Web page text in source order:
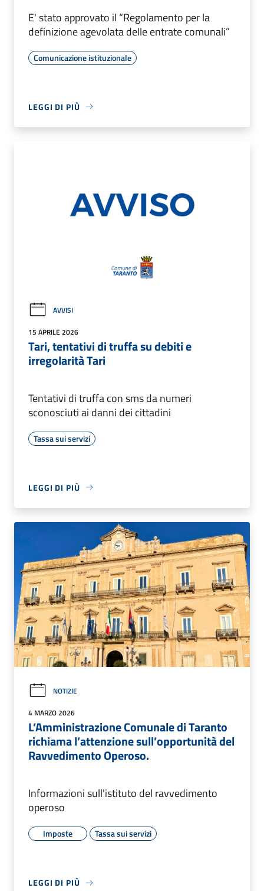
E' stato approvato il “Regolamento per la
definizione agevolata delle entrate comunali”
Comunicazione istituzionale
LEGGI DI PIÙ
AVVISI
15 APRILE 2026
Tari, tentativi di truffa su debiti e
irregolarità Tari
Tentativi di truffa con sms da numeri
sconosciuti ai danni dei cittadini
Tassa sui servizi
LEGGI DI PIÙ
NOTIZIE
4 MARZO 2026
L’Amministrazione Comunale di Taranto
richiama l’attenzione sull’opportunità del
Ravvedimento Operoso.
Informazioni sull'istituto del ravvedimento
operoso
Imposte Tassa sui servizi
LEGGI DI PIÙ